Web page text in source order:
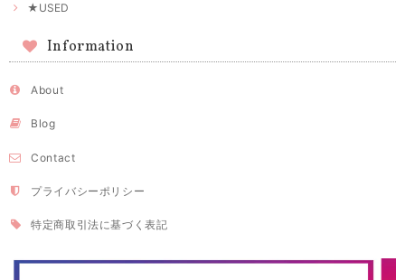
★USED
Information
About
Blog
Contact
プライバシーポリシー
特定商取引法に基づく表記